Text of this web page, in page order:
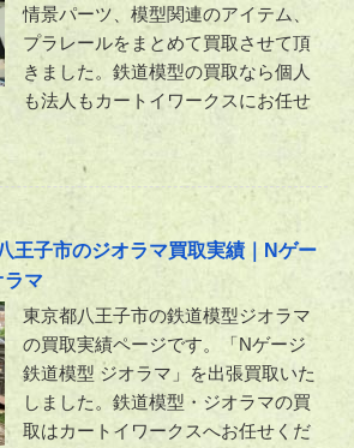
情景パーツ、模型関連のアイテム、
プラレールをまとめて買取させて頂
きました。鉄道模型の買取なら個人
も法人もカートイワークスにお任せ
王子市のジオラマ買取実績｜Nゲー
ラマ
東京都八王子市の鉄道模型ジオラマ
の買取実績ページです。「Nゲージ
鉄道模型 ジオラマ」を出張買取いた
しました。鉄道模型・ジオラマの買
取はカートイワークスへお任せくだ